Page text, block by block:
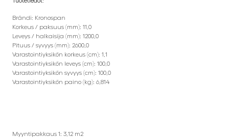
Brändi: Kronospan
Korkeus / paksuus (mm): 11,0
Leveys / halkaisija (mm): 1200,0
Pituus / syvyys (mm): 2600,0
Varastointiyksikön korkeus (cm): 1,1
Varastointiyksikön leveys (cm): 100,0
Varastointiyksikön syvyys (cm): 100,0
Varastointiyksikön paino (kg): 6,814
Myyntipakkaus 1: 3,12 m2